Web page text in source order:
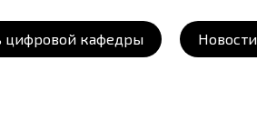
цифровой кафедры Новости